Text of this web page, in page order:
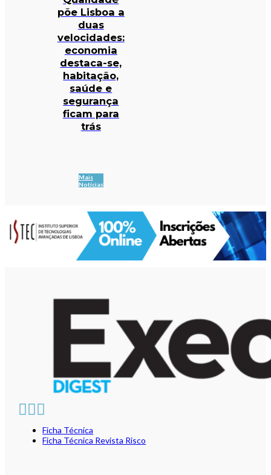
põe Lisboa a
duas
velocidades:
economia
destaca-se,
habitação,
saúde e
segurança
ficam para
trás
Mais
Notícias
Ficha Técnica
Ficha Técnica Revista Risco